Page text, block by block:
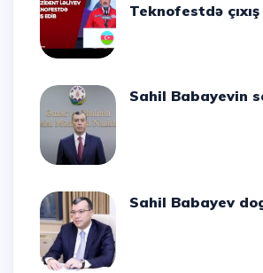
Teknofestdə
Sahil Babayevin
Sahil Babayev